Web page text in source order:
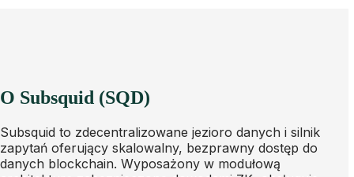
O Subsquid (SQD)
Subsquid to zdecentralizowane jezioro danych i silnik
zapytań oferujący skalowalny, bezprawny dostęp do
danych blockchain. Wyposażony w modułową